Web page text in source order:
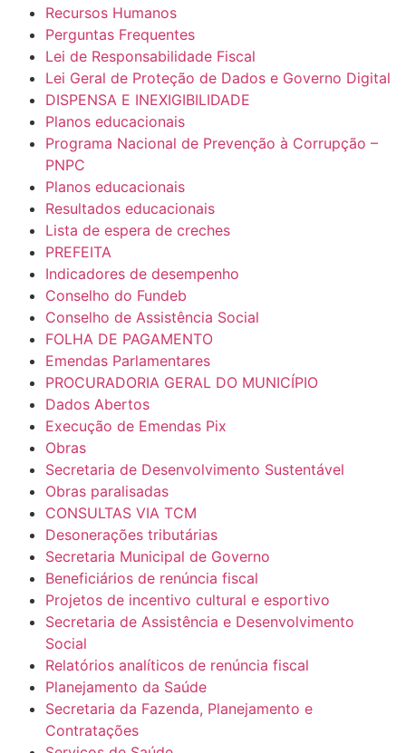
Recursos Humanos
Perguntas Frequentes
Lei de Responsabilidade Fiscal
Lei Geral de Proteção de Dados e Governo Digital
DISPENSA E INEXIGIBILIDADE
Planos educacionais
Programa Nacional de Prevenção à Corrupção –
PNPC
Planos educacionais
Resultados educacionais
Lista de espera de creches
PREFEITA
Indicadores de desempenho
Conselho do Fundeb
Conselho de Assistência Social
FOLHA DE PAGAMENTO
Emendas Parlamentares
PROCURADORIA GERAL DO MUNICÍPIO
Dados Abertos
Execução de Emendas Pix
Obras
Secretaria de Desenvolvimento Sustentável
Obras paralisadas
CONSULTAS VIA TCM
Desonerações tributárias
Secretaria Municipal de Governo
Beneficiários de renúncia fiscal
Projetos de incentivo cultural e esportivo
Secretaria de Assistência e Desenvolvimento
Social
Relatórios analíticos de renúncia fiscal
Planejamento da Saúde
Secretaria da Fazenda, Planejamento e
Contratações